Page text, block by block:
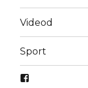
Videod
Sport